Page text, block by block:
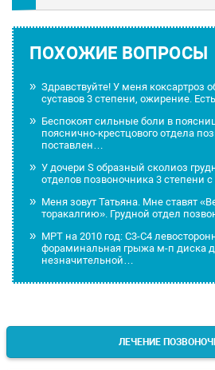
ПОХОЖИЕ ВОПРОСЫ
Здравствуйте! У меня коксартроз
суставов 3 степени, ожирение.
Беспокоят сильные боли в
пояснично-крестцового отдела
поставлен…
У дочери S образный сколиоз
отделов позвоночника 3 степени
Меня зовут Татьяна. Мне ставят
торакалгию». Грудной отдел
МРТ на 2010 год: С3-С4
фораминальная грыжа м-п диска
незначительной…
ЛЕЧЕНИЕ